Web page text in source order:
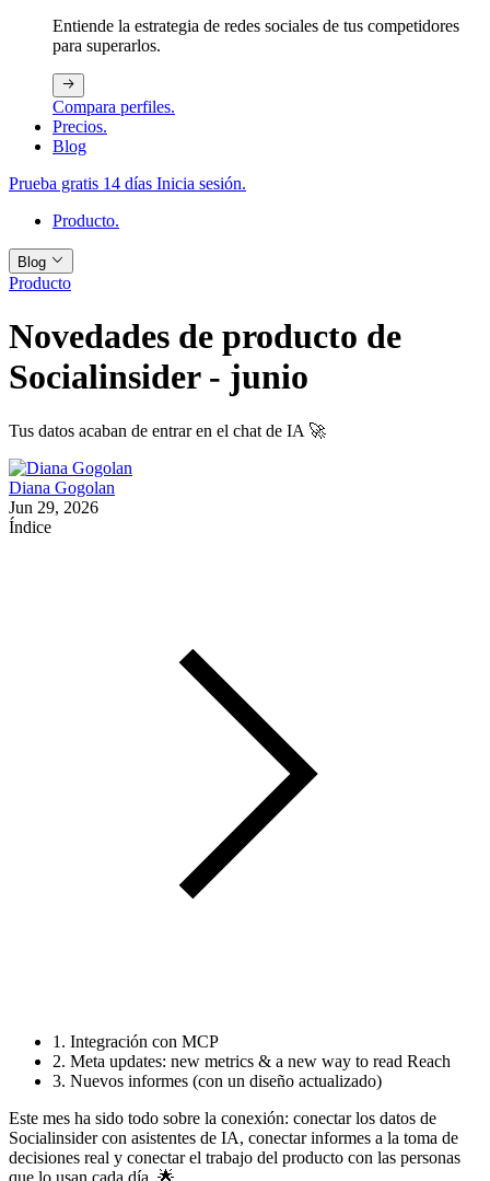
Entiende la estrategia de redes sociales de tus competidores
para superarlos.
Compara perfiles.
Precios.
Blog
Prueba gratis 14 días Inicia sesión.
Producto.
Blog
Producto
Novedades de producto de
Socialinsider - junio
Tus datos acaban de entrar en el chat de IA 🚀
Diana Gogolan
Jun 29, 2026
Índice
1. Integración con MCP
2. Meta updates: new metrics & a new way to read Reach
3. Nuevos informes (con un diseño actualizado)
Este mes ha sido todo sobre la conexión: conectar los datos de
Socialinsider con asistentes de IA, conectar informes a la toma de
decisiones real y conectar el trabajo del producto con las personas
que lo usan cada día. 🌟